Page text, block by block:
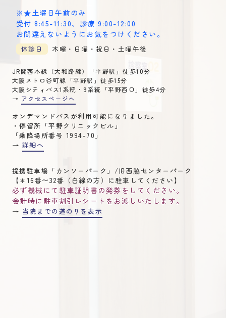
※★土曜日午前のみ
受付 8:45-11:30、 診療 9:00-12:00
お間違えないようにお気をつけください。
休診日 木曜・日曜・祝日・土曜午後
JR関西本線（大和路線）「平野駅」徒歩10分
大阪メトロ谷町線「平野駅」徒歩15分
大阪シティバス1系統・9系統「平野西口」徒歩4分
→ アクセスページへ
オンデマンドバスが利用可能になりました。
・停留所「平野クリニックビル」
「乗降場所番号 1994-70」
→ 詳細へ
提携駐車場「カンソーパーク」/旧西脇センターパーク
【＊16番〜32番（白線の方）に駐車してください】
必ず機械にて駐車証明書の発券をしてください。
会計時に駐車割引レシートをお渡しいたします。
→ 当院までの道のりを表示